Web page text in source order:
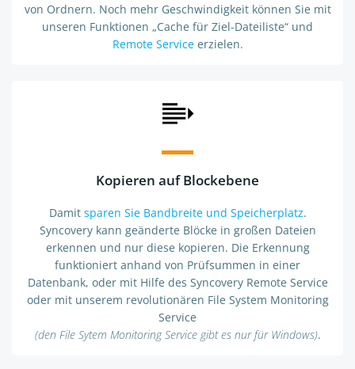
von Ordnern. Noch mehr Geschwindigkeit können Sie mit
unseren Funktionen „Cache für Ziel-Dateiliste“ und
Remote Serviceerzielen.
Kopieren auf Blockebene
Damit sparen Sie Bandbreite und Speicherplatz.
Syncovery kann geänderte Blöcke in großen Dateien
erkennen und nur diese kopieren. Die Erkennung
funktioniert anhand von Prüfsummen in einer
Datenbank, oder mit Hilfe des Syncovery Remote Service
oder mit unserem revolutionären File System Monitoring
Service
(den File Sytem Monitoring Service gibt es nur für Windows).